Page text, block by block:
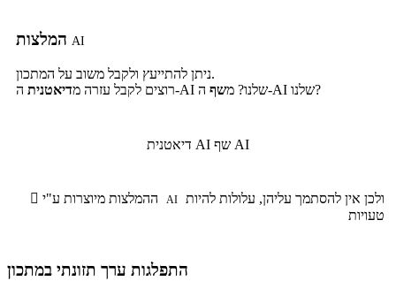
AI
ניתן להתייעץ ולקבל משוב על המתכון.
רוצים לקבל עזרה מדיאטנית ה-AI שלנו? משף ה-AI שלנו?
דיאטנית AI שף AI
 AI
טעויות
התפלגות ערך תזונתי במתכון